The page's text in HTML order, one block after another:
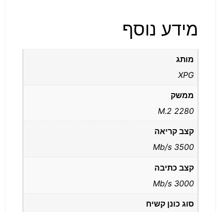
מידע נוסף
מותג
XPG
ממשק
M.2 2280
קצב קריאה
3500 Mb/s
קצב כתיבה
3000 Mb/s
סוג כונן קשיח